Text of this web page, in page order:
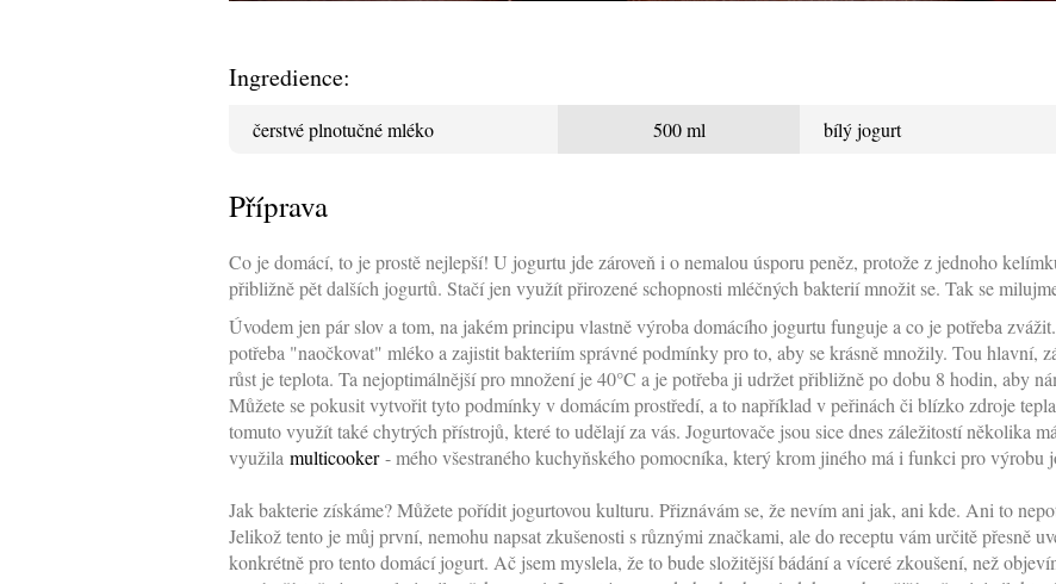
Ingredience:
čerstvé plnotučné mléko 500 ml bílý jogurt
Příprava
Co je domácí, to je prostě nejlepší! U jogurtu jde zároveň i o nemalou úsporu peněz, protože z jednoho
přibližně pět dalších jogurtů. Stačí jen využít přirozené schopnosti mléčných bakterií množit se. Tak se
Úvodem jen pár slov a tom, na jakém principu vlastně výroba domácího jogurtu funguje a co je potřeba
potřeba "naočkovat" mléko a zajistit bakteriím správné podmínky pro to, aby se krásně množily. Tou hlavní,
růst je teplota. Ta nejoptimálnější pro množení je 40°C a je potřeba ji udržet přibližně po dobu 8 hodin, aby
Můžete se pokusit vytvořit tyto podmínky v domácím prostředí, a to například v peřinách či blízko zdroje
tomuto využít také chytrých přístrojů, které to udělají za vás. Jogurtovače jsou sice dnes záležitostí několika
využila multicooker- mého všestraného kuchyňského pomocníka, který krom jiného má i funkci pro výrobu
Jak bakterie získáme? Můžete pořídit jogurtovou kulturu. Přiznávám se, že nevím ani jak, ani kde. Ani to
Jelikož tento je můj první, nemohu napsat zkušenosti s různými značkami, ale do receptu vám určitě přesně
konkrétně pro tento domácí jogurt. Ač jsem myslela, že to bude složitější bádání a víceré zkoušení, než